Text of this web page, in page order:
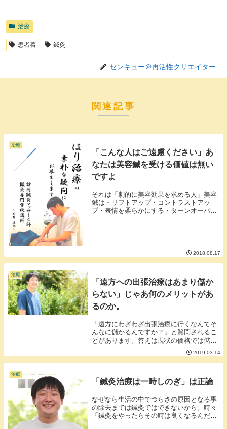
治療
患者着 鍼灸
センキュー＠再活性クリエイター
関連記事
治療
「こんな人はご遠慮ください」あ
なたは美容鍼を受ける価値は無い
ですよ
それは「劇的に美容効果を求める人」美容
鍼は・リフトアップ・コントラストアッ
プ・表情を柔らかにする・ターンオーバー
2018.08.17
治療
「遠方への出張治療はあまり儲か
らない」じゃあ何のメリットがあ
るのか。
「遠方にわざわざ出張治療に行くなんてそ
んなに儲かるんですか？」と質問されるこ
とがあります。答えは現状の価格では儲か
りません。地域密着でやったほうが儲かり
ます。■ではなぜ、遠方に出張するのか。
一言で言うと私は知らない町で鍼がしたい
2019.03.14
治療
「鍼灸治療は一時しのぎ」は正論
なぜなら生活の中でつらさの原因となる事
の除去までは鍼灸ではできないから。時々
「鍼灸をやったらその時は良くなるんだけ